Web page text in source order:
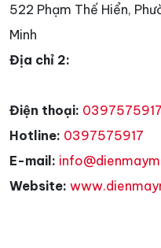
522 Phạm Thế Hiển,
Minh
Địa chỉ 2:
Điện thoại: 0397575917
Hotline: 0397575917
E-mail:
Website: